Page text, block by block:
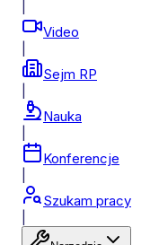
Video
Sejm RP
Nauka
Konferencje
Szukam pracy